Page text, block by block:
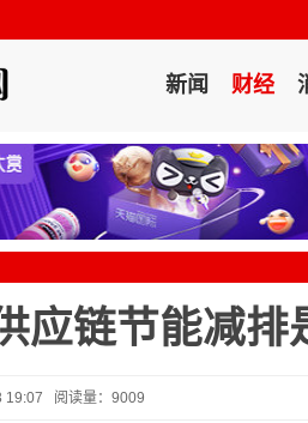
新闻 财经
应链节能减排
19:07 阅读量：9009